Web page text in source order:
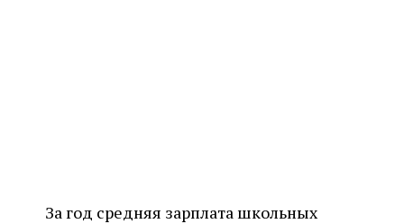
За год средняя зарплата школьных